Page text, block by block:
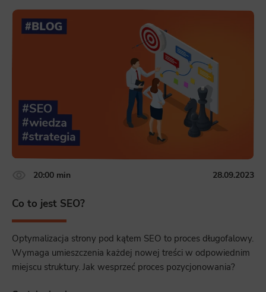
20:00 min 28.09.2023
Co to jest SEO?
Optymalizacja strony pod kątem SEO to proces długofalowy.
Wymaga umieszczenia każdej nowej treści w odpowiednim
miejscu struktury. Jak wesprzeć proces pozycjonowania?